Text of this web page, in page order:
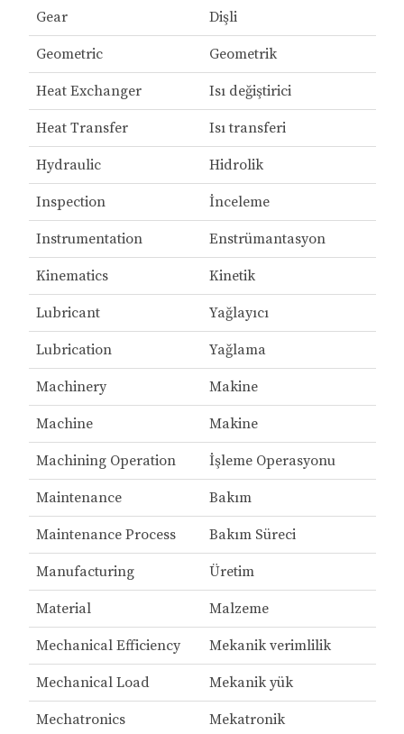
Gear Dişli
Geometric Geometrik
Heat Exchanger Isı değiştirici
Heat Transfer Isı transferi
Hydraulic Hidrolik
Inspection İnceleme
Instrumentation Enstrümantasyon
Kinematics Kinetik
Lubricant Yağlayıcı
Lubrication Yağlama
Machinery Makine
Machine Makine
Machining Operation İşleme Operasyonu
Maintenance Bakım
Maintenance Process Bakım Süreci
Manufacturing Üretim
Material Malzeme
Mechanical Efficiency Mekanik verimlilik
Mechanical Load Mekanik yük
Mechatronics Mekatronik